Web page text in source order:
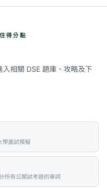
得分點
相關 DSE 題庫、攻略及下
學面試模擬
所有公開試考過的單詞